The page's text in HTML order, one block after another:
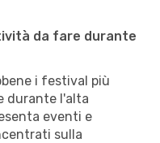
da fare durante
i festival più
durante l'alta
eventi e
sulla